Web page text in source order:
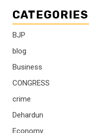
CATEGORIES
BJP
blog
Business
CONGRESS
crime
Dehardun
Economy